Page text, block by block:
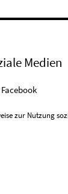
Medien
Facebook
zur Nutzung